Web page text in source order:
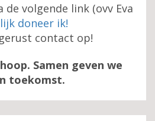
de volgende link (ovv Eva
doneer ik!
contact op!
Samen geven we
toekomst.